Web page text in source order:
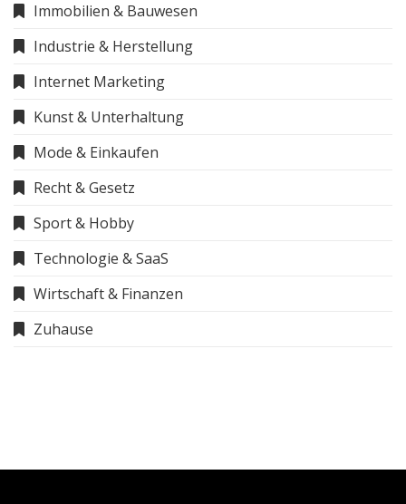
Immobilien & Bauwesen
Industrie & Herstellung
Internet Marketing
Kunst & Unterhaltung
Mode & Einkaufen
Recht & Gesetz
Sport & Hobby
Technologie & SaaS
Wirtschaft & Finanzen
Zuhause